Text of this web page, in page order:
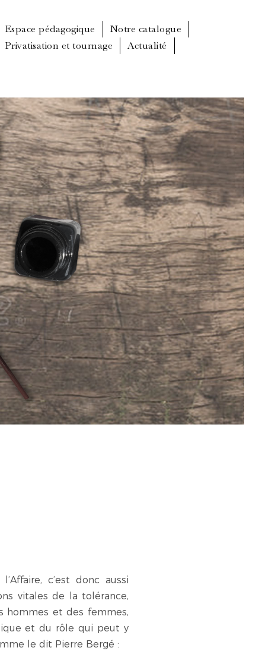
Espace pédagogique
Notre catalogue
Privatisation et tournage
Actualité
c’est donc aussi
vitales de la tolérance,
hommes et des femmes,
et du rôle qui peut y
le dit Pierre Bergé :